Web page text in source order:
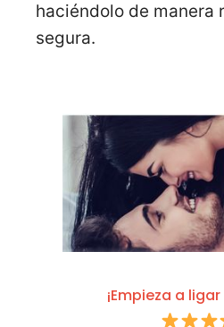
haciéndolo de manera
segura.
¡Empieza a